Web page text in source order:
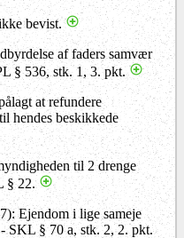
bevist.
af faders samvær
§ 536, stk. 1, 3. pkt.
at refundere
hendes beskikkede
til 2 drenge
§ 22.
Ejendom i lige sameje
SKL § 70 a, stk. 2, 2. pkt.